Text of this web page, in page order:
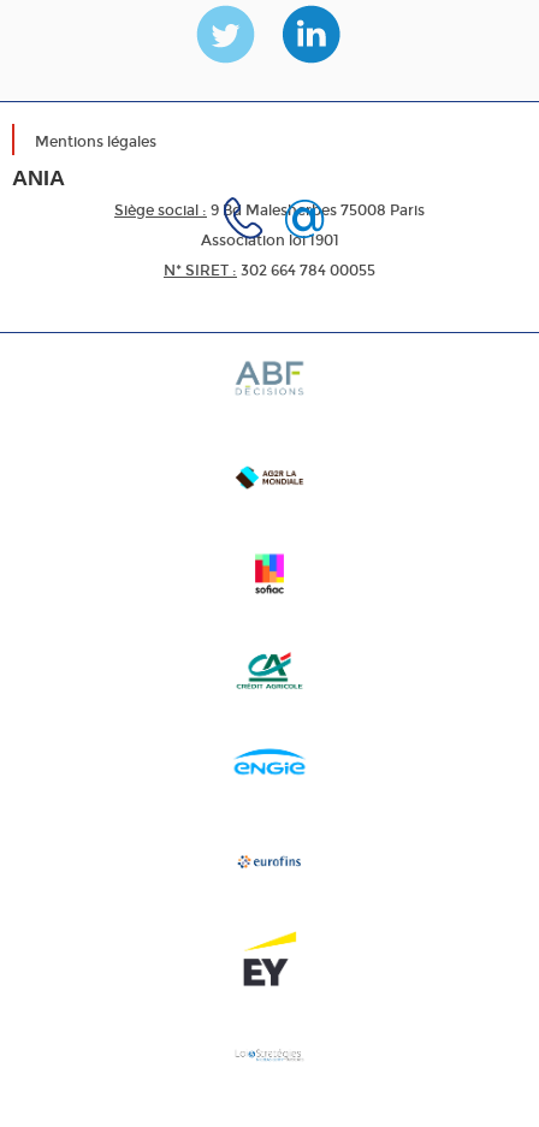
Mentions légales
ANIA
Siège social : 9 Bd Malesherbes 75008 Paris
Association loi 1901
N* SIRET : 302 664 784 00055